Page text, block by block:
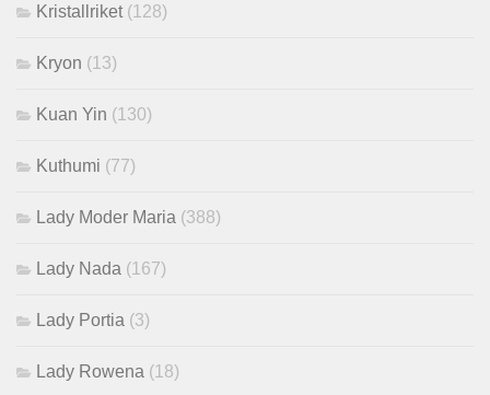
Kristallriket (128)
Kryon (13)
Kuan Yin (130)
Kuthumi (77)
Lady Moder Maria (388)
Lady Nada (167)
Lady Portia (3)
Lady Rowena (18)